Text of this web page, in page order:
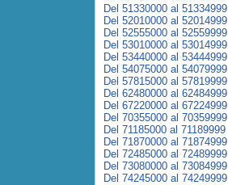
Del 51330000 al 51334999
Del 52010000 al 52014999
Del 52555000 al 52559999
Del 53010000 al 53014999
Del 53440000 al 53444999
Del 54075000 al 54079999
Del 57815000 al 57819999
Del 62480000 al 62484999
Del 67220000 al 67224999
Del 70355000 al 70359999
Del 71185000 al 71189999
Del 71870000 al 71874999
Del 72485000 al 72489999
Del 73080000 al 73084999
Del 74245000 al 74249999